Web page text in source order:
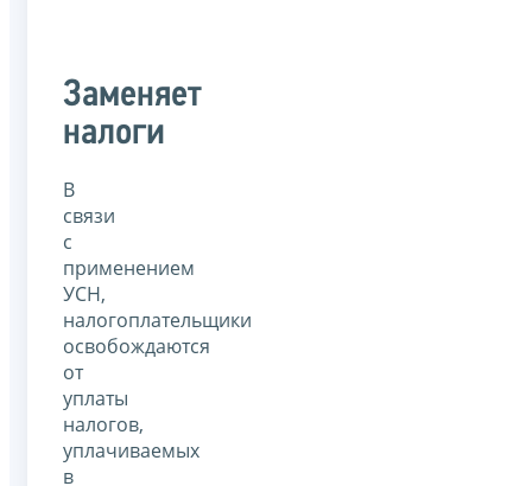
Заменяет
налоги
В
связи
с
применением
УСН,
налогоплательщики
освобождаются
от
уплаты
налогов,
уплачиваемых
в